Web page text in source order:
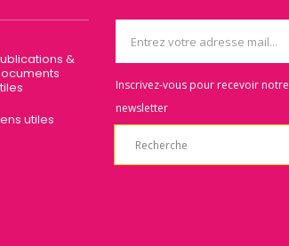
&
utiles
Inscrivez-vous pour recevoir notre
newsletter